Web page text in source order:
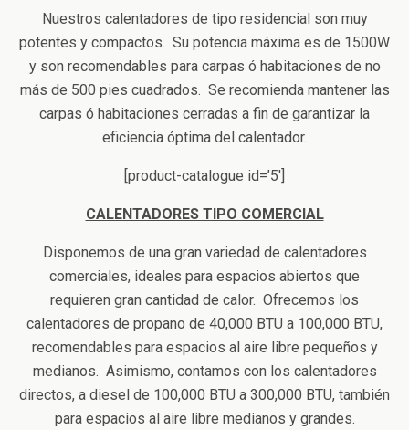
Nuestros calentadores de tipo residencial son muy
potentes y compactos. Su potencia máxima es de 1500W
y son recomendables para carpas ó habitaciones de no
más de 500 pies cuadrados. Se recomienda mantener las
carpas ó habitaciones cerradas a fin de garantizar la
eficiencia óptima del calentador.
[product-catalogue id=’5′]
CALENTADORES TIPO COMERCIAL
Disponemos de una gran variedad de calentadores
comerciales, ideales para espacios abiertos que
requieren gran cantidad de calor. Ofrecemos los
calentadores de propano de 40,000 BTU a 100,000 BTU,
recomendables para espacios al aire libre pequeños y
medianos. Asimismo, contamos con los calentadores
directos, a diesel de 100,000 BTU a 300,000 BTU, también
para espacios al aire libre medianos y grandes.